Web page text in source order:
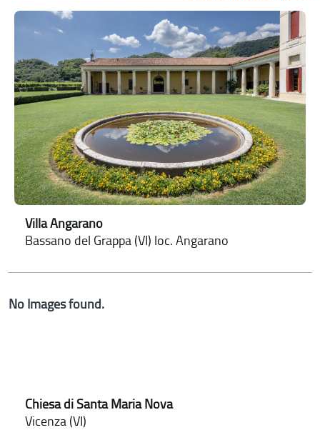
Villa Angarano
Bassano del Grappa (VI) loc. Angarano
No Images found.
Chiesa di Santa Maria Nova
Vicenza (VI)